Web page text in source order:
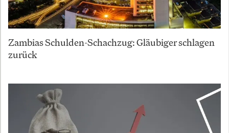
Zambias Schulden-Schachzug: Gläubiger schlagen
zurück